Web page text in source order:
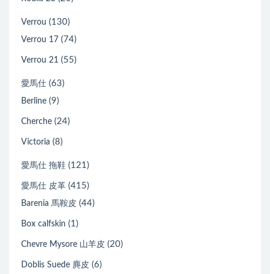
Verrou (130)
Verrou 17 (74)
Verrou 21 (55)
愛馬仕 (63)
Berline (9)
Cherche (24)
Victoria (8)
愛馬仕 拖鞋 (121)
愛馬仕 皮革 (415)
Barenia 馬鞍皮 (44)
Box calfskin (1)
Chevre Mysore 山羊皮 (20)
Doblis Suede 麂皮 (6)